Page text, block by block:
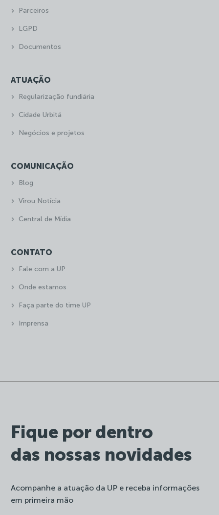
Fique por dentro
das nossas novidades
Acompanhe a atuação da UP e receba informações
em primeira mão
Parceiros
LGPD
Documentos
ATUAÇÃO
Regularização fundiária
Cidade Urbitá
Negócios e projetos
COMUNICAÇÃO
Blog
Virou Notícia
Central de Mídia
CONTATO
Fale com a UP
Onde estamos
Faça parte do time UP
Imprensa